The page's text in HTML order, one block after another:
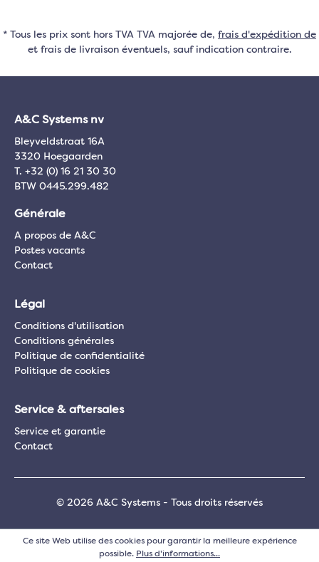
* Tous les prix sont hors TVA TVA majorée de, frais d'expédition de
et frais de livraison éventuels, sauf indication contraire.
A&C Systems nv
Bleyveldstraat 16A
3320 Hoegaarden
T. +32 (0) 16 21 30 30
BTW 0445.299.482
Générale
A propos de A&C
Postes vacants
Contact
Légal
Conditions d'utilisation
Conditions générales
Politique de confidentialité
Politique de cookies
Service & aftersales
Service et garantie
Contact
© 2026 A&C Systems - Tous droits réservés
Ce site Web utilise des cookies pour garantir la meilleure expérience
possible. Plus d'informations...